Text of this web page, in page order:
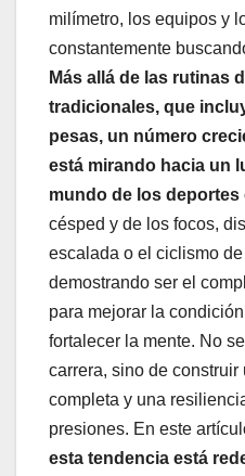
milímetro, los equipos y
constantemente
Más allá de las rutinas
tradicionales, que
pesas, un número
está mirando hacia un
mundo de los deportes
césped y de los focos,
escalada o el ciclismo
demostrando ser el
para mejorar la
fortalecer la mente. No
carrera, sino de
completa y una
presiones. En este
esta tendencia está